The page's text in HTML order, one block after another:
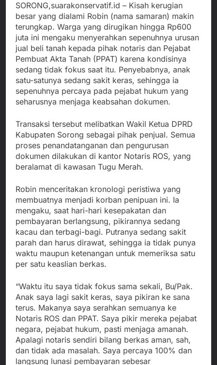
SORONG,suarakonservatif.id – Kisah kerugian
besar yang dialami Robin (nama samaran) makin
terungkap. Warga yang dirugikan hingga Rp600
juta ini mengaku menyerahkan sepenuhnya urusan
jual beli tanah kepada pihak notaris dan Pejabat
Pembuat Akta Tanah (PPAT) karena kondisinya
sedang tidak fokus saat itu. Penyebabnya, anak
satu-satunya sedang sakit keras, sehingga ia
sepenuhnya percaya pada pejabat hukum yang
seharusnya menjaga keabsahan dokumen.
Transaksi tersebut melibatkan Wakil Ketua DPRD
Kabupaten Sorong sebagai pihak penjual. Semua
proses penandatanganan dan pengurusan
dokumen dilakukan di kantor Notaris ROS, yang
beralamat di kawasan Tugu Merah.
Robin menceritakan kronologi peristiwa yang
membuatnya menjadi korban penipuan ini. Ia
mengaku, saat hari-hari kesepakatan dan
pembayaran berlangsung, pikirannya sedang
kacau dan terbagi-bagi. Putranya sedang sakit
parah dan harus dirawat, sehingga ia tidak punya
waktu maupun ketenangan untuk memeriksa satu
per satu keaslian berkas.
“Waktu itu saya tidak fokus sama sekali, Bu/Pak.
Anak saya lagi sakit keras, saya pikiran ke sana
terus. Makanya saya serahkan semuanya ke
Notaris ROS dan PPAT. Saya pikir mereka pejabat
negara, pejabat hukum, pasti menjaga amanah.
Apalagi notaris sendiri bilang berkas aman, sah,
dan tidak ada masalah. Saya percaya 100% dan
langsung lunasi pembayaran sebesar